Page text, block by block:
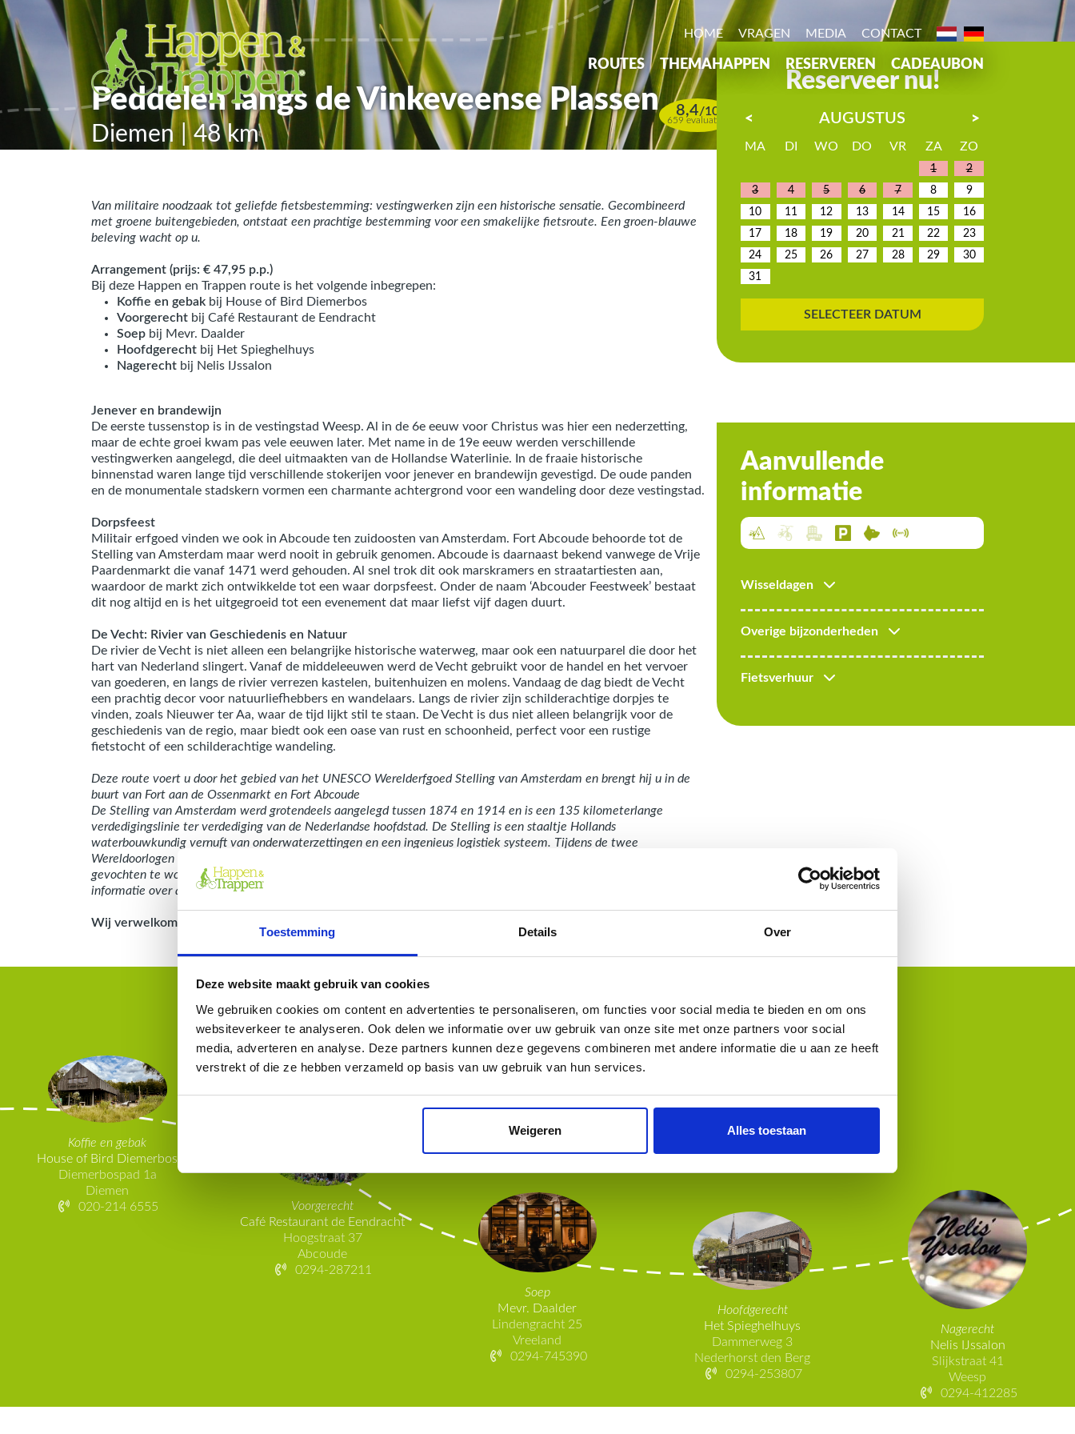
Toestemming Details Over
Deze website maakt gebruik van cookies
We gebruiken cookies om content en advertenties te personaliseren, om functies voor social media te bieden en om ons
websiteverkeer te analyseren. Ook delen we informatie over uw gebruik van onze site met onze partners voor social
media, adverteren en analyse. Deze partners kunnen deze gegevens combineren met andere informatie die u aan ze heeft
verstrekt of die ze hebben verzameld op basis van uw gebruik van hun services.
Weigeren Alles toestaan
HOME VRAGEN MEDIA CONTACT
ROUTES THEMAHAPPEN RESERVEREN CADEAUBON
Peddelen langs de Vinkeveense Plassen
Diemen | 48 km
8,4/10
659 evaluaties
Van militaire noodzaak tot geliefde fietsbestemming: vestingwerken zijn een historische sensatie. Gecombineerd
met groene buitengebieden, ontstaat een prachtige bestemming voor een smakelijke fietsroute. Een groen-blauwe
beleving wacht op u.
Arrangement (prijs: € 47,95 p.p.)
Bij deze Happen en Trappen route is het volgende inbegrepen:
Koffie en gebak bij House of Bird Diemerbos
Voorgerecht bij Café Restaurant de Eendracht
Soep bij Mevr. Daalder
Hoofdgerecht bij Het Spieghelhuys
Nagerecht bij Nelis IJssalon
Jenever en brandewijn
De eerste tussenstop is in de vestingstad Weesp. Al in de 6e eeuw voor Christus was hier een nederzetting,
maar de echte groei kwam pas vele eeuwen later. Met name in de 19e eeuw werden verschillende
vestingwerken aangelegd, die deel uitmaakten van de Hollandse Waterlinie. In de fraaie historische
binnenstad waren lange tijd verschillende stokerijen voor jenever en brandewijn gevestigd. De oude panden
en de monumentale stadskern vormen een charmante achtergrond voor een wandeling door deze vestingstad.
Dorpsfeest
Militair erfgoed vinden we ook in Abcoude ten zuidoosten van Amsterdam. Fort Abcoude behoorde tot de
Stelling van Amsterdam maar werd nooit in gebruik genomen. Abcoude is daarnaast bekend vanwege de Vrije
Paardenmarkt die vanaf 1471 werd gehouden. Al snel trok dit ook marskramers en straatartiesten aan,
waardoor de markt zich ontwikkelde tot een waar dorpsfeest. Onder de naam ‘Abcouder Feestweek’ bestaat
dit nog altijd en is het uitgegroeid tot een evenement dat maar liefst vijf dagen duurt.
De Vecht: Rivier van Geschiedenis en Natuur
De rivier de Vecht is niet alleen een belangrijke historische waterweg, maar ook een natuurparel die door het
hart van Nederland slingert. Vanaf de middeleeuwen werd de Vecht gebruikt voor de handel en het vervoer
van goederen, en langs de rivier verrezen kastelen, buitenhuizen en molens. Vandaag de dag biedt de Vecht
een prachtig decor voor natuurliefhebbers en wandelaars. Langs de rivier zijn schilderachtige dorpjes te
vinden, zoals Nieuwer ter Aa, waar de tijd lijkt stil te staan. De Vecht is dus niet alleen belangrijk voor de
geschiedenis van de regio, maar biedt ook een oase van rust en schoonheid, perfect voor een rustige
fietstocht of een schilderachtige wandeling.
Deze route voert u door het gebied van het UNESCO Werelderfgoed Stelling van Amsterdam en brengt hij u in de
buurt van Fort aan de Ossenmarkt en Fort Abcoude
De Stelling van Amsterdam werd grotendeels aangelegd tussen 1874 en 1914 en is een 135 kilometerlange
verdedigingslinie ter verdediging van de Nederlandse hoofdstad. De Stelling is een staaltje Hollands
waterbouwkundig vernuft van onderwaterzettingen en een ingenieus logistiek systeem. Tijdens de twee
Wereldoorlogen werd de Stelling wel in staat van verdediging gebracht, maar er hoefde nooit daadwerkelijk
gevochten te worden. Veel van de forten en batterijen hebben nu een andere bestemming gekregen. Voor meer
informatie over activiteiten op de forten zie
Wij verwelkomen u graag op deze Happen en Trappen route!
Reserveer nu!
< AUGUSTUS >
MA DI WO DO VR ZA ZO
1
2
3
4 5 6 7 8
9
10
11 12 13 14 15
16
17
18 19 20 21 22
23
24
25 26 27 28 29
30
31
SELECTEER DATUM
Aanvullende
informatie
Wisseldagen
Overige bijzonderheden
Fietsverhuur
Hoe ziet een dagje
Peddelen langs de Vinkeveense
Plasseneruit?
Maak kennis met onze gastvrije restaurants
Koffie en gebak
House of Bird Diemerbos
Diemerbospad 1a
Diemen
020-214 6555
Voorgerecht
Café Restaurant de Eendracht
Hoogstraat 37
Abcoude
0294-287211
Soep
Mevr. Daalder
Lindengracht 25
Vreeland
0294-745390
Hoofdgerecht
Het Spieghelhuys
Dammerweg 3
Nederhorst den Berg
0294-253807
Nagerecht
Nelis IJssalon
Slijkstraat 41
Weesp
0294-412285